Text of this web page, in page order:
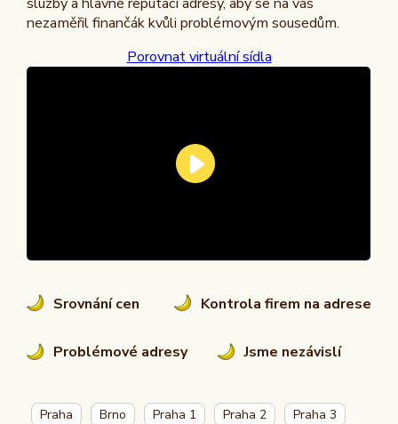
nezaměřil finančák kvůli problémovým sousedům.
Porovnat virtuální sídla
Srovnání cen Kontrola firem na adrese
Problémové adresy Jsme nezávislí
Praha Brno Praha 1 Praha 2 Praha 3